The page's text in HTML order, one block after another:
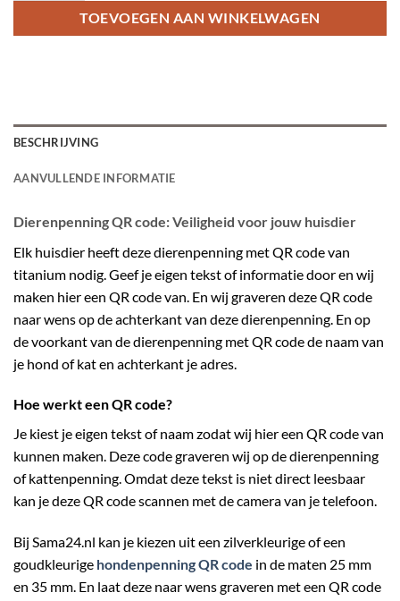
TOEVOEGEN AAN WINKELWAGEN
BESCHRIJVING
AANVULLENDE INFORMATIE
Dierenpenning QR code: Veiligheid voor jouw huisdier
Elk huisdier heeft deze dierenpenning met QR code van
titanium nodig. Geef je eigen tekst of informatie door en wij
maken hier een QR code van. En wij graveren deze QR code
naar wens op de achterkant van deze dierenpenning. En op
de voorkant van de dierenpenning met QR code de naam van
je hond of kat en achterkant je adres.
Hoe werkt een QR code?
Je kiest je eigen tekst of naam zodat wij hier een QR code van
kunnen maken. Deze code graveren wij op de dierenpenning
of kattenpenning. Omdat deze tekst is niet direct leesbaar
kan je deze QR code scannen met de camera van je telefoon.
Bij Sama24.nl kan je kiezen uit een zilverkleurige of een
goudkleurige hondenpenning QR code in de maten 25 mm
en 35 mm. En laat deze naar wens graveren met een QR code